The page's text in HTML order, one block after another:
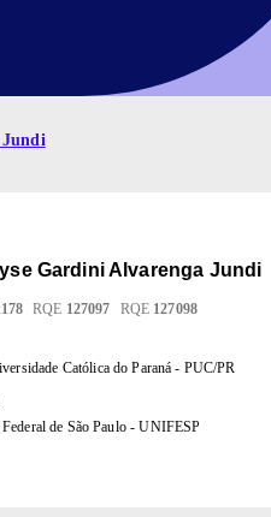
Jundi
Gardini Alvarenga Jundi
RQE 127097 RQE 127098
Católica do Paraná - PUC/PR
de São Paulo - UNIFESP